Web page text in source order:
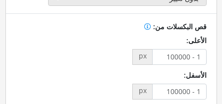
قص البكسلات من:
الأعلى:
px
الأسفل:
px